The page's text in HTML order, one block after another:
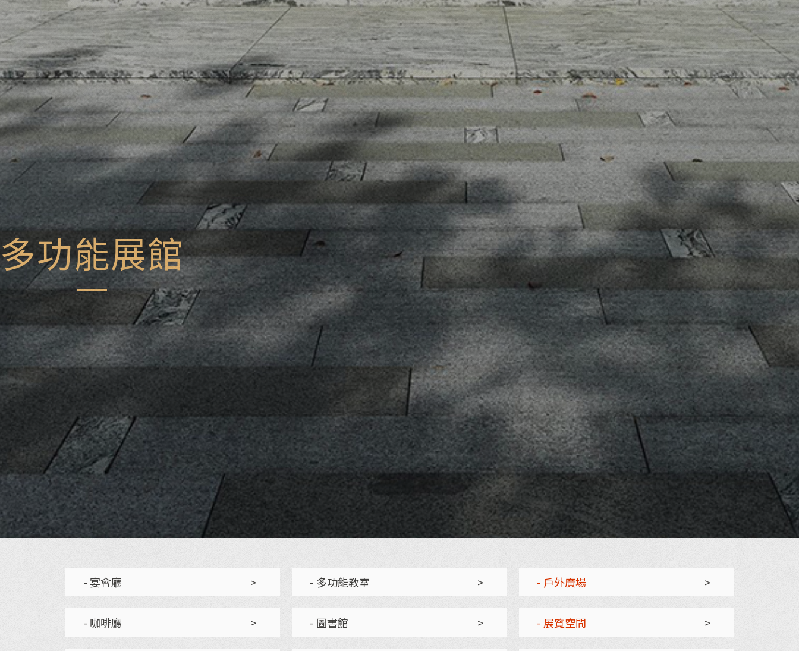
多功能展館
- 宴會廳 > - 多功能教室 > - 戶外廣場 >
- 咖啡廳 > - 圖書館 > - 展覽空間 >